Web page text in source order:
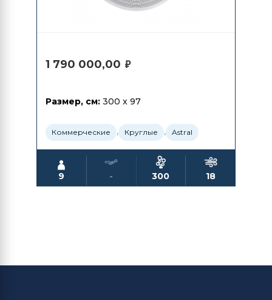
1 790 000,00 ₽
Размер, см: 300 x 97
Коммерческие , Круглые , Astral
9 - 300 18